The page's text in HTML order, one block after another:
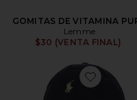
GOMITAS DE VITAMINA
Lemme
$30 (VENTA FINAL)
Favorite